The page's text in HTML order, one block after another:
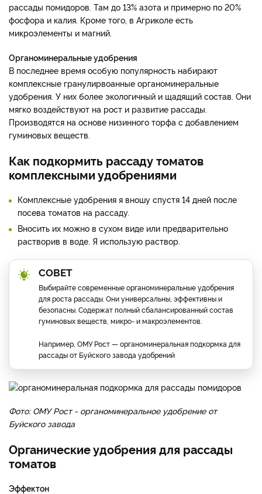
рассады помидоров. Там до 13% азота и примерно по 20%
фосфора и калия. Кроме того, в Агриколе есть
микроэлементы и магний.
Органоминеральные удобрения
В последнее время особую популярность набирают
комплексные гранулирвоанные органоминеральные
удобрения. У них более экологичный и щадящий состав. Они
мягко воздействуют на рост и развитие рассады.
Производятся на основе низинного торфа с добавлением
гуминовых веществ.
Как подкормить рассаду томатов
комплексными удобрениями
Комплексные удобрения я вношу спустя 14 дней после
посева томатов на рассаду.
Вносить их можно в сухом виде или предварительно
растворив в воде. Я использую раствор.
СОВЕТ
Выбирайте современные органоминеральные удобрения
для роста рассады. Они универсальны, эффективны и
безопасны. Содержат полный сбалансированный состав
гуминовых веществ, микро- и макроэлементов.
Например, ОМУ Рост — органоминеральная подкормка для
рассады от Буйского завода удобрений
Фото: ОМУ Рост - органоминеральное удобрение от
Буйского завода
Органические удобрения для рассады
томатов
Эффектон